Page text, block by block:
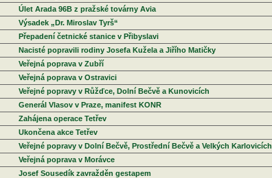
Úlet Arada 96B z pražské továrny Avia
Výsadek „Dr. Miroslav Tyrš“
Přepadení četnické stanice v Přibyslavi
Nacisté popravili rodiny Josefa Kužela a Jiřího Matičky
Veřejná poprava v Zubří
Veřejná poprava v Ostravici
Veřejné popravy v Růžďce, Dolní Bečvě a Kunovicích
Generál Vlasov v Praze, manifest KONR
Zahájena operace Tetřev
Ukončena akce Tetřev
Veřejné popravy v Dolní Bečvě, Prostřední Bečvě a Velkých Karlovicích
Veřejná poprava v Morávce
Josef Sousedík zavražděn gestapem